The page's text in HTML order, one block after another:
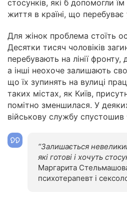
стосунків, які б допомогли
життя в країні, що перебуває
Для жінок проблема стоїть
Десятки тисяч чоловіків
перебувають на лінії фронту,
а інші неохоче залишають
що їх зупинять на вулиці
таких містах, як Київ,
помітно зменшилася. У
військову службу спустошив
“Залишається
які готові і хочуть
Маргарита
психотерапевт і